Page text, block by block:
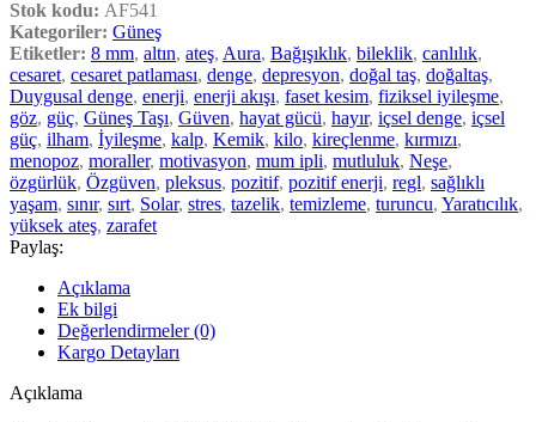
Stok kodu: AF541
Kategoriler: Güneş
Etiketler: 8 mm, altın, ateş, Aura, Bağışıklık, bileklik, canlılık,
cesaret, cesaret patlaması, denge, depresyon, doğal taş, doğaltaş,
Duygusal denge, enerji, enerji akışı, faset kesim, fiziksel iyileşme,
göz, güç, Güneş Taşı, Güven, hayat gücü, hayır, içsel denge, içsel
güç, ilham, İyileşme, kalp, Kemik, kilo, kireçlenme, kırmızı,
menopoz, moraller, motivasyon, mum ipli, mutluluk, Neşe,
özgürlük, Özgüven, pleksus, pozitif, pozitif enerji, regl, sağlıklı
yaşam, sınır, sırt, Solar, stres, tazelik, temizleme, turuncu, Yaratıcılık,
yüksek ateş, zarafet
Paylaş:
Açıklama
Ek bilgi
Değerlendirmeler (0)
Kargo Detayları
Açıklama